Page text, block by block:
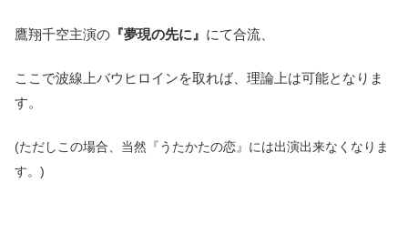
鷹翔千空主演の 『夢現の先に』 にて合流、
ここで波線上バウヒロインを取れば、理論上は可能となりま
す。
(ただしこの場合、当然『うたかたの恋』には出演出来なくなりま
す。)